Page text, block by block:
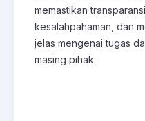
memastikan
kesalahpahaman, dan
jelas mengenai tugas
masing pihak.